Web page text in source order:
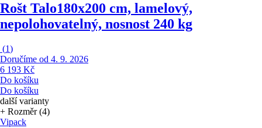
Rošt Talo180x200 cm, lamelový,
nepolohovatelný, nosnost 240 kg
(1)
Doručíme od 4. 9. 2026
6 193 Kč
Do košíku
Do košíku
další varianty
+ Rozměr (4)
Vipack